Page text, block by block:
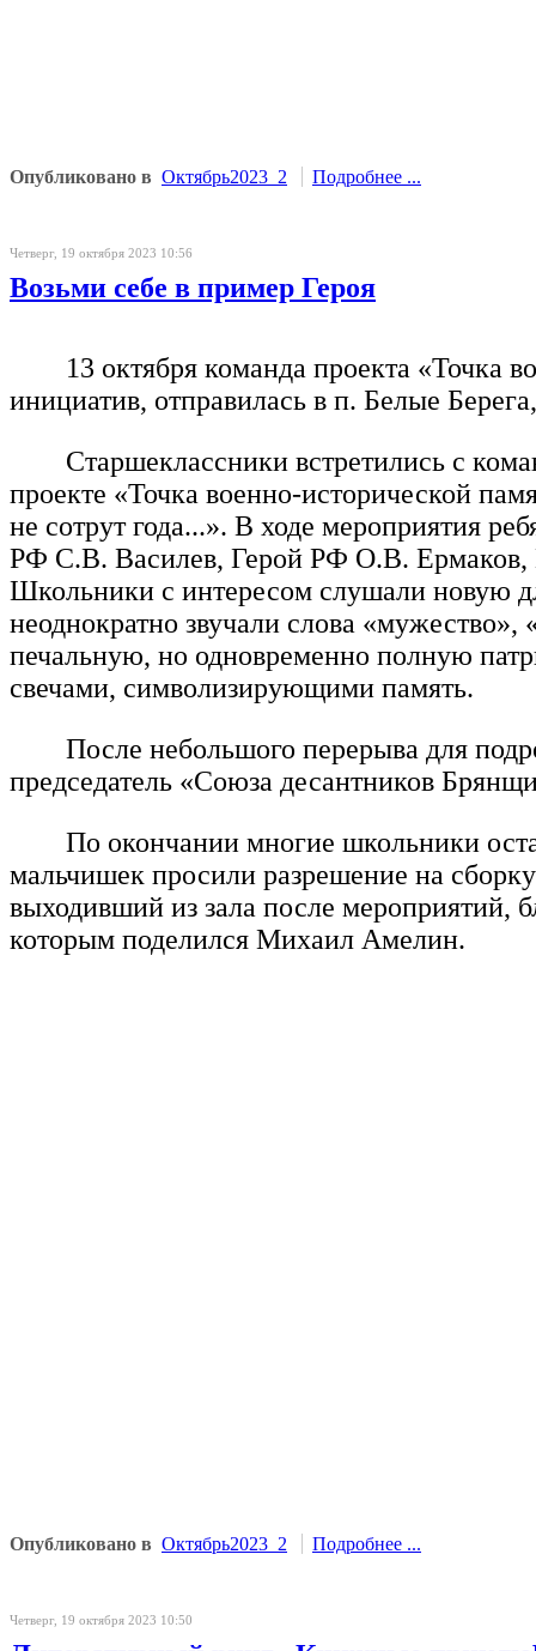
Опубликовано в Октябрь2023_2 Подробнее ...
Четверг, 19 октября 2023 10:56
Возьми себе в пример Героя
13 октября команда проекта «Точка
инициатив, отправилась в п. Белые
Старшеклассники встретились с
проекте «Точка военно-исторической
не сотрут года...». В ходе мероприятия
РФ С.В. Василев, Герой РФ О.В. Ермаков,
Школьники с интересом слушали новую
неоднократно звучали слова
печальную, но одновременно полную
свечами, символизирующими память.
После небольшого перерыва для
председатель «Союза десантников
По окончании многие школьники
мальчишек просили разрешение на
выходивший из зала после мероприятий,
которым поделился Михаил Амелин.
Опубликовано в Октябрь2023_2 Подробнее ...
Четверг, 19 октября 2023 10:50